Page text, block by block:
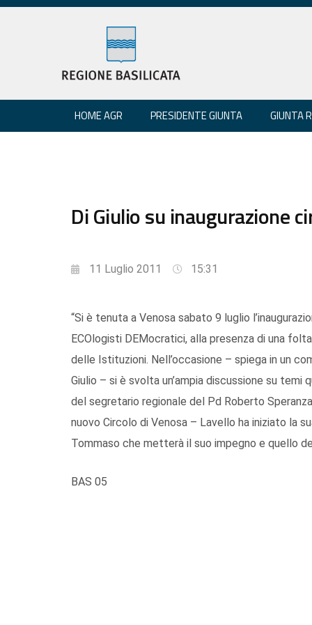
HOME AGR PRESIDENTE GIUNTA GIUNTA
Di Giulio su inaugurazione
11 Luglio 2011 15:31
“Si è tenuta a Venosa sabato 9 luglio
ECOlogisti DEMocratici, alla presenza di una
delle Istituzioni. Nell’occasione – spiega in un
Giulio – si è svolta un’ampia discussione su temi
del segretario regionale del Pd Roberto
nuovo Circolo di Venosa – Lavello ha iniziato la
Tommaso che metterà il suo impegno e quello
BAS 05